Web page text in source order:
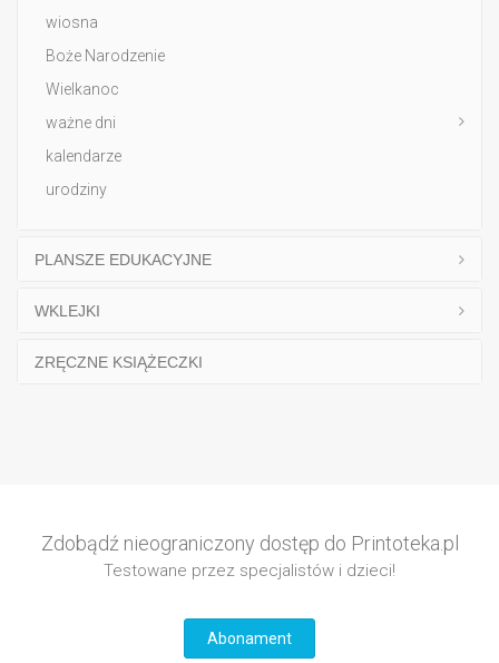
wiosna
Boże Narodzenie
Wielkanoc
ważne dni
kalendarze
urodziny
PLANSZE EDUKACYJNE
WKLEJKI
ZRĘCZNE KSIĄŻECZKI
Zdobądź nieograniczony dostęp do Printoteka.pl
Testowane przez specjalistów i dzieci!
Abonament